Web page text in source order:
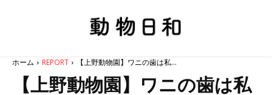
ホーム REPORT 【上野動物園】ワニの歯は私...
【上野動物園】ワニの歯は私